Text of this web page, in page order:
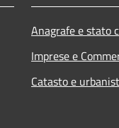
Anagrafe e stato
Imprese e
Catasto e